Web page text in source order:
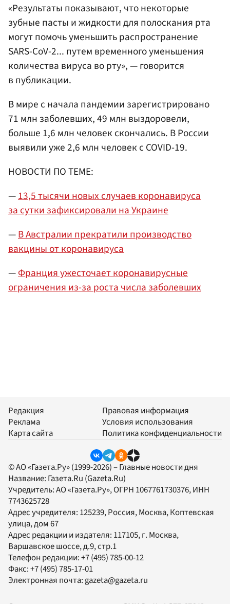
«Результаты показывают, что некоторые
зубные пасты и жидкости для полоскания рта
могут помочь уменьшить распространение
SARS-CoV-2... путем временного уменьшения
количества вируса во рту», — говорится
в публикации.
В мире с начала пандемии зарегистрировано
71 млн заболевших, 49 млн выздоровели,
больше 1,6 млн человек скончались. В России
выявили уже 2,6 млн человек с COVID-19.
НОВОСТИ ПО ТЕМЕ:
—13,5 тысячи новых случаев коронавируса
за сутки зафиксировали на Украине
—В Австралии прекратили производство
вакцины от коронавируса
—Франция ужесточает коронавирусные
ограничения из-за роста числа заболевших
Редакция
Реклама
Карта сайта
Правовая информация
Условия использования
Политика конфиденциальности
© АО «Газета.Ру» (1999-2026) – Главные новости дня
Название: Газета.Ru (Gazeta.Ru)
Учредитель:АО «Газета.Ру», ОГРН 1067761730376, ИНН
7743625728
Адрес учредителя: 125239, Россия, Москва, Коптевская
улица, дом 67
Адрес редакции и издателя: 117105, г. Москва,
Варшавское шоссе, д.9, стр.1
Телефон редакции:+7 (495) 785-00-12
Факс:+7 (495) 785-17-01
Электронная почта:gazeta@gazeta.ru